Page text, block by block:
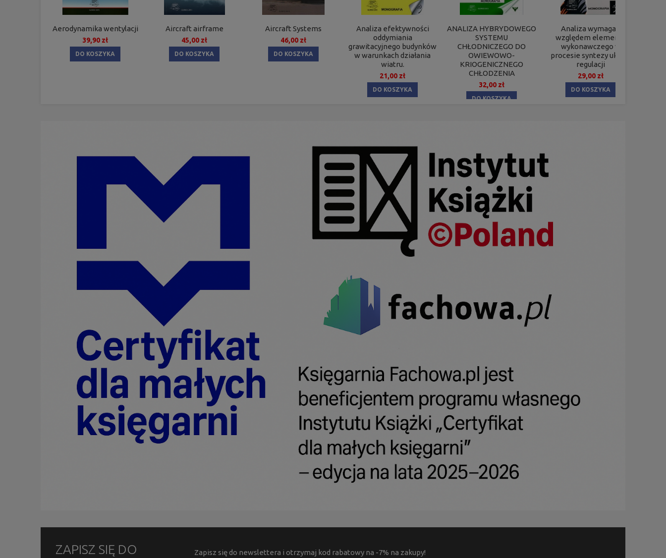
Aerodynamika wentylacji
39,90 zł
DO KOSZYKA
Aircraft airframe
45,00 zł
DO KOSZYKA
Aircraft Systems
46,00 zł
DO KOSZYKA
Analiza efektywności
oddymiania
grawitacyjnego budynków
w warunkach działania
wiatru.
21,00 zł
DO KOSZYKA
ANALIZA HYBRYDOWEGO
SYSTEMU
CHŁODNICZEGO DO
OWIEWOWO-
KRIOGENICZNEGO
CHŁODZENIA
32,00 zł
DO KOSZYKA
Analiza wymagań
względem elementu
wykonawczego w
procesie syntezy układu
regulacji
29,00 zł
DO KOSZYKA
ZAPISZ SIĘ DO
Zapisz się do newslettera i otrzymaj kod rabatowy na -7% na zakupy!